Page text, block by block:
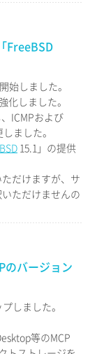
FreeBSD
始しました。
しました。
ICMPおよび
ました。
15.1」の提供
だけますが、サ
ただけませんの
のバージョン
しました。
等のMCP